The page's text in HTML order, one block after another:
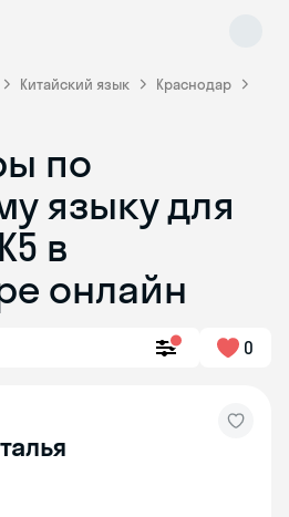
Китайский язык
Краснодар
по
языку для
в
онлайн
0